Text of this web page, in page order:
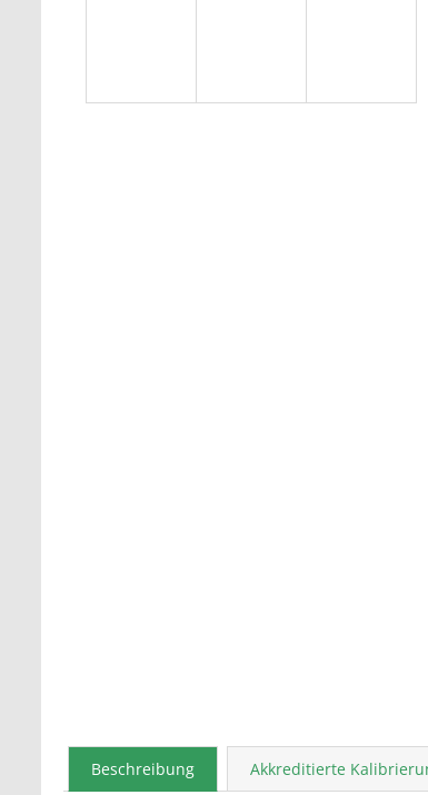
Beschreibung Akkreditierte